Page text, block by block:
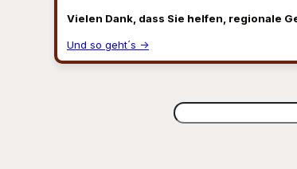
Vielen Dank, dass Sie helfen, regionale
Und so geht´s →